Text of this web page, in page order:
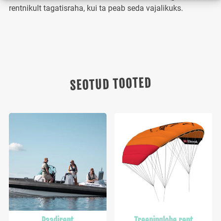
rentnikult tagatisraha, kui ta peab seda vajalikuks.
SEOTUD TOOTED